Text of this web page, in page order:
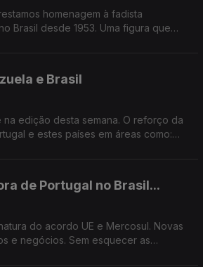
homenagem à fadista
Brasil desde 1953. Uma figura que
e Brasil
na edição desta semana. O reforço da
e estes países em áreas como:
de Portugal no Brasil...
do acordo UE e Mercosul. Novas
e negócios. Sem esquecer as